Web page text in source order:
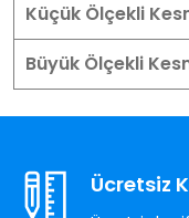
Küçük Ölçekli
Büyük Ölçekli
Ücretsiz